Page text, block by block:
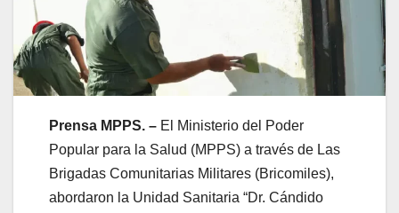
Prensa MPPS. – El Ministerio del Poder
Popular para la Salud (MPPS) a través de Las
Brigadas Comunitarias Militares (Bricomiles),
abordaron la Unidad Sanitaria “Dr. Cándido